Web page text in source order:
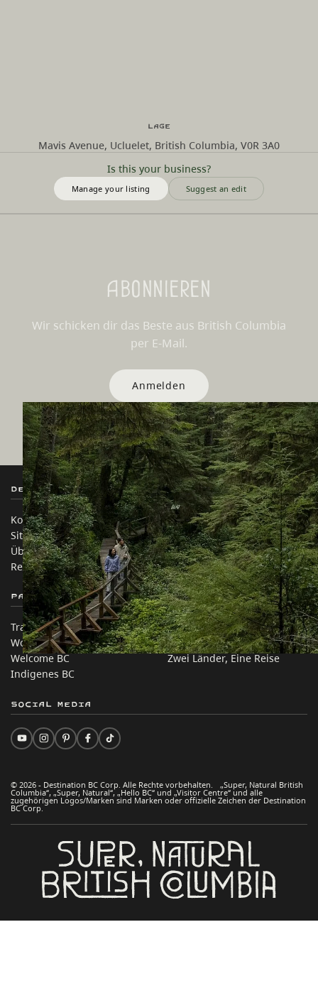
Is this your business?
Manage your listing Suggest an edit
Lage
Mavis Avenue, Ucluelet, British Columbia, V0R 3A0
Abonnieren
Wir schicken dir das Beste aus British Columbia
per E-Mail.
Anmelden
Destination BC
Kontakt
Sitemap
Über uns
Rechtliches & Richtlinien
Unsere Websites
Reisebranche
Medien
Unternehmen
简体中文 – China
Partnerseiten
Trade & Invest BC
Work BC
Welcome BC
Indigenes BC
Auf dieser Website
Reisevorschläge
Praktische Tipps
Zwei Länder, Eine Reise
© 2026 - Destination BC Corp. Alle Rechte vorbehalten. „Super, Natural British
Columbia“, „Super, Natural“, „Hello BC“ und „Visitor Centre“ und alle
zugehörigen Logos/Marken sind Marken oder offizielle Zeichen der Destination
BC Corp.
Social Media